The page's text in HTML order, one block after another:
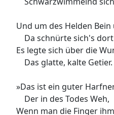
Und um des Helden Bein
Da schnürte sich's dort
Es legte sich über die
Das glatte, kalte Getier.
»Das ist ein guter
Der in des Todes Weh,
Wenn man die Finger